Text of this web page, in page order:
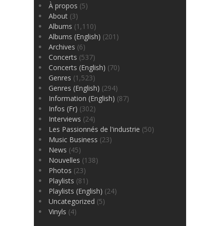
À propos (5)
About (3)
Albums (1,110)
Albums (English) (201)
Archives (6)
Concerts (537)
Concerts (English) (70)
Genres (1,523)
Genres (English) (294)
Information (English) (87)
Infos (Fr) (302)
Interviews (24)
Les Passionnés de l'industrie (50)
Music Business (23)
News (45)
Nouvelles (138)
Photos (23)
Playlists (81)
Playlists (English) (24)
Uncategorized (5)
Vinyls (4)